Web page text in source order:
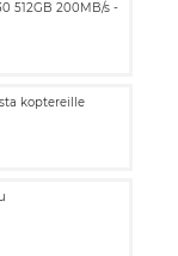
512GB 200MB/s -
koptereille